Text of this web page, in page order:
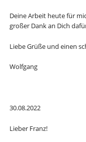
Deine Arbeit heute für
großer Dank an Dich
Liebe Grüße und einen
Wolfgang
30.08.2022
Lieber Franz!